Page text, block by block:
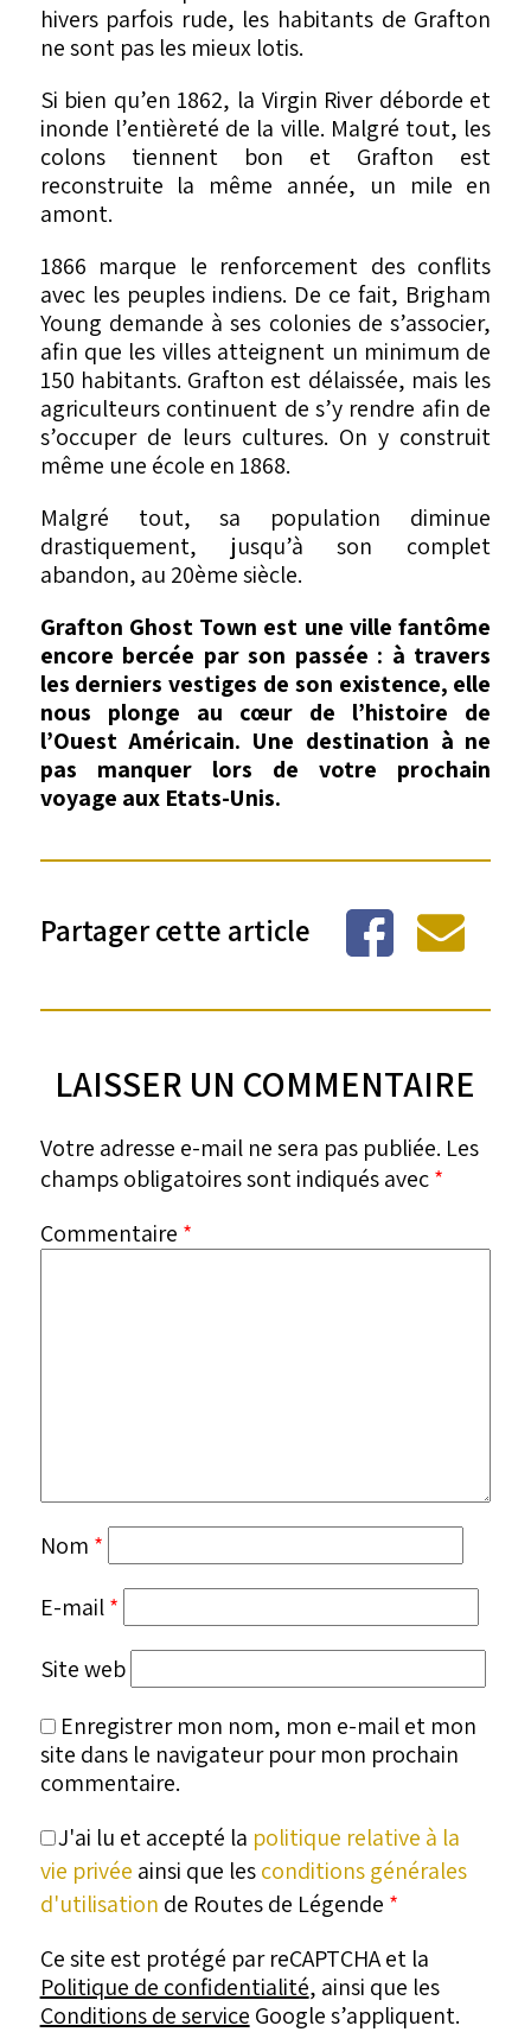
hivers parfois rude, les habitants de Grafton
ne sont pas les mieux lotis.
Si bien qu’en 1862, la Virgin River déborde et
inonde l’entièreté de la ville. Malgré tout, les
colons tiennent bon et Grafton est
reconstruite la même année, un mile en
amont.
1866 marque le renforcement des conflits
avec les peuples indiens. De ce fait, Brigham
Young demande à ses colonies de s’associer,
afin que les villes atteignent un minimum de
150 habitants. Grafton est délaissée, mais les
agriculteurs continuent de s’y rendre afin de
s’occuper de leurs cultures. On y construit
même une école en 1868.
Malgré tout, sa population diminue
drastiquement, jusqu’à son complet
abandon, au 20ème siècle.
Grafton Ghost Town est une ville fantôme
encore bercée par son passée : à travers
les derniers vestiges de son existence, elle
nous plonge au cœur de l’histoire de
l’Ouest Américain. Une destination à ne
pas manquer lors de votre prochain
voyage aux Etats-Unis.
Partager cette article
LAISSER UN COMMENTAIRE
Votre adresse e-mail ne sera pas publiée. Les
champs obligatoires sont indiqués avec*
Commentaire *
Nom *
E-mail*
Site web
Enregistrer mon nom, mon e-mail et mon
site dans le navigateur pour mon prochain
commentaire.
J'ai lu et accepté la politique relative à la
vie privée ainsi que lesconditions générales
d'utilisation de Routes de Légende *
Ce site est protégé par reCAPTCHA et la
Politique de confidentialité, ainsi que les
Conditions de service Google s’appliquent.